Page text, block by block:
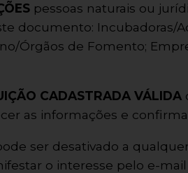
pessoas naturais ou
documento: Incubadoras/
Órgãos de Fomento;
CADASTRADA VÁLIDA
as informações e
ser desativado a
o interesse pelo e-mail